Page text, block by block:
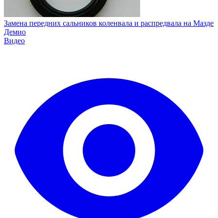
Замена передних сальников коленвала и распредвала на Мазде
Демио
Видео